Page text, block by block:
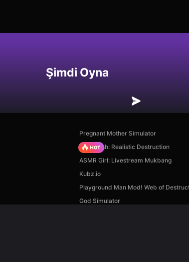
Şimdi Oyna
Pregnant Mother Simulator
Car Crush: Realistic Destruction
ASMR Girl: Livestream Mukbang
Kubz.io
Playground Man Mod! Web of
God Simulator